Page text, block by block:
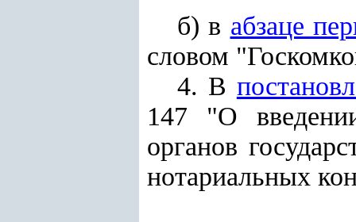
б) в абзаце
словом
4. В
147 "О
органов
нотариальных